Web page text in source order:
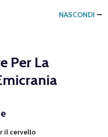
NASCONDI
Per La
il cervello